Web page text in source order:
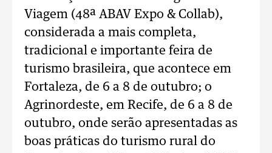
Viagem (48ª ABAV Expo & Collab),
considerada a mais completa,
tradicional e importante feira de
turismo brasileira, que acontece em
Fortaleza, de 6 a 8 de outubro; o
Agrinordeste, em Recife, de 6 a 8 de
outubro, onde serão apresentadas as
boas práticas do turismo rural do